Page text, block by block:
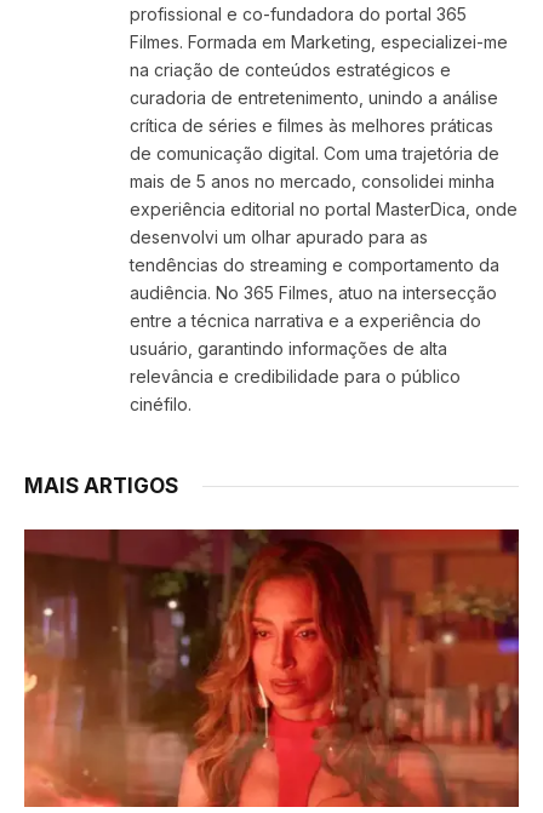
profissional e co-fundadora do portal 365
Filmes. Formada em Marketing, especializei-me
na criação de conteúdos estratégicos e
curadoria de entretenimento, unindo a análise
crítica de séries e filmes às melhores práticas
de comunicação digital. Com uma trajetória de
mais de 5 anos no mercado, consolidei minha
experiência editorial no portal MasterDica, onde
desenvolvi um olhar apurado para as
tendências do streaming e comportamento da
audiência. No 365 Filmes, atuo na intersecção
entre a técnica narrativa e a experiência do
usuário, garantindo informações de alta
relevância e credibilidade para o público
cinéfilo.
MAIS ARTIGOS